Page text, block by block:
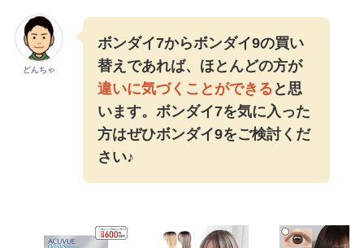
どんちゃ
ボンダイ7からボンダイ9の買い
替えであれば、ほとんどの方が
違いに気づくことができる と思
います。ボンダイ7を気に入った
方はぜひボンダイ9をご検討くだ
さい♪